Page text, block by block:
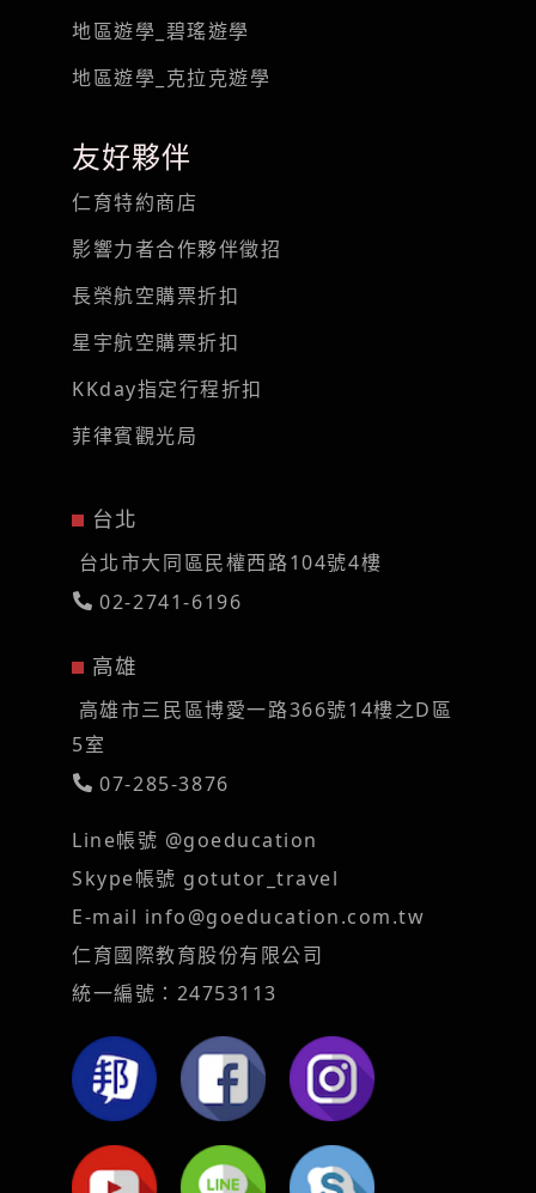
地區遊學_碧瑤遊學
地區遊學_克拉克遊學
友好夥伴
仁育特約商店
影響力者合作夥伴徵招
長榮航空購票折扣
星宇航空購票折扣
KKday指定行程折扣
菲律賓觀光局
台北
台北市大同區民權西路104號4樓
02-2741-6196
高雄
高雄市三民區博愛一路366號14樓之D區
5室
07-285-3876
Line帳號 @goeducation
Skype帳號 gotutor_travel
E-mail info@goeducation.com.tw
仁育國際教育股份有限公司
統一編號：24753113